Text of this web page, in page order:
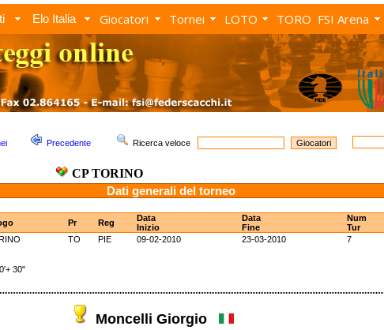
Elo Italia Giocatori Tornei LOTO TORO FSI Arena
Precedente Ricerca veloce
CP TORINO
Dati generali del torneo
Pr Reg
Data
Inizio
Data
Fine
Num
Tur
TO PIE 09-02-2010 23-03-2010 7
30"
Moncelli Giorgio